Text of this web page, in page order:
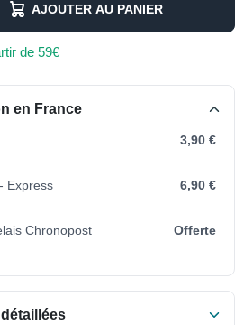
AJOUTER AU PANIER
de 59€
en France
3,90 €
Express
6,90 €
Chronopost
Offerte